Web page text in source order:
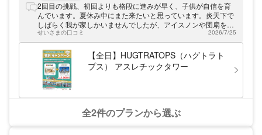
2回目の挑戦、初回よりも格段に進みが早く、子供が自信を育
んでいます。夏休み中にまた来たいと思っています。炎天下で
しばらく我が家しかいませんでしたが、アイスノンや団扇を貸
してくださり、1コース終わるごとにハーネスを外して涼しい
部屋で休憩を取らせてくださるなど、暑い中でも楽しめるよう
お心遣いが有り難かったです。
せいさまの口コミ 2026/7/25
【全日】HUGTRATOPS（ハグトラト
プス） アスレチックタワー
全2件のプランから選ぶ